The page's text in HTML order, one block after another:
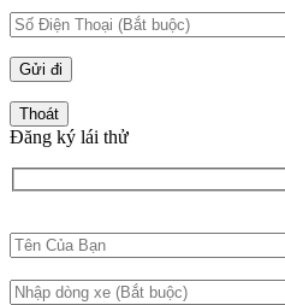
Thoát
Đăng ký lái thử